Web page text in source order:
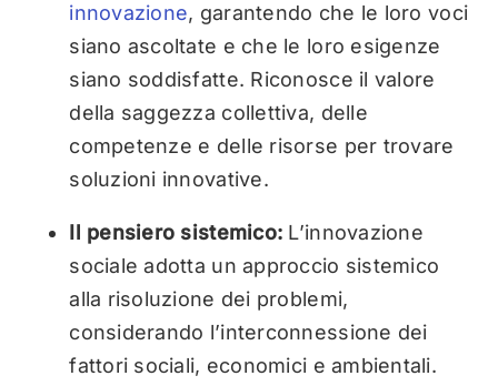
innovazione, garantendo che le loro voci
siano ascoltate e che le loro esigenze
siano soddisfatte. Riconosce il valore
della saggezza collettiva, delle
competenze e delle risorse per trovare
soluzioni innovative.
Il pensiero sistemico: L’innovazione
sociale adotta un approccio sistemico
alla risoluzione dei problemi,
considerando l’interconnessione dei
fattori sociali, economici e ambientali.